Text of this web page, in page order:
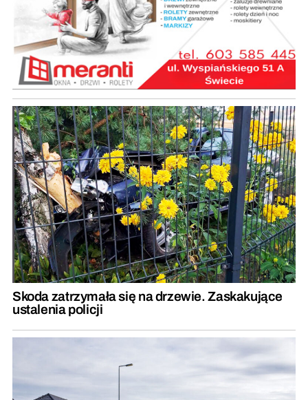
Skoda zatrzymała się na drzewie. Zaskakujące
ustalenia policji